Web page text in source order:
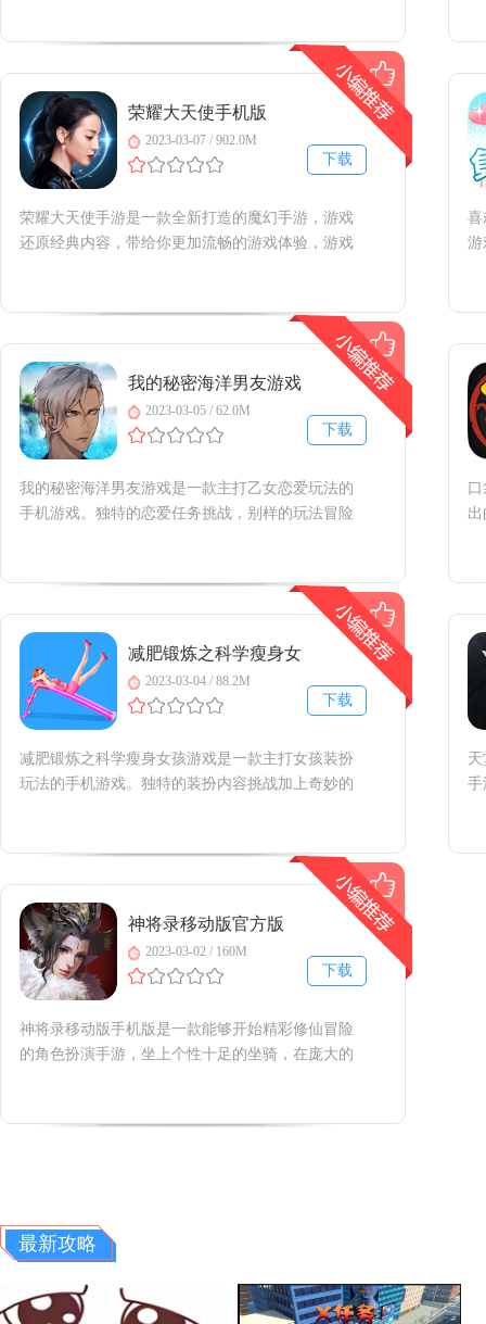
你来体验；喜欢的朋友快来下载体验吧！骑士的魔
法战争官方版简介主打魔幻风格
计
传
荣耀大天使手机版
2023-03-07 / 902.0M
下载
荣耀大天使手游是一款全新打造的魔幻手游，游戏
还原经典内容，带给你更加流畅的游戏体验，游戏
荣耀大天使官方版简介1、超高爆率，血战恶魔丰厚
宝物掉落。2、战盟远征，勇
喜
游
要
中
我的秘密海洋男友游戏
2023-03-05 / 62.0M
下载
我的秘密海洋男友游戏是一款主打乙女恋爱玩法的
手机游戏。独特的恋爱任务挑战，别样的玩法冒险
下载试试吧！我的秘密海洋男友手机版介绍在本
作，玩家的游泳部面临解散的威
官
功
减肥锻炼之科学瘦身女
孩游戏
2023-03-04 / 88.2M
下载
减肥锻炼之科学瘦身女孩游戏是一款主打女孩装扮
玩法的手机游戏。独特的装扮内容挑战加上奇妙的
等什么呢，赶快来下载试试吧！减肥锻炼之科学瘦
身女孩手机版介绍减肥健身训
手
索
神将录移动版官方版
2023-03-02 / 160M
下载
神将录移动版手机版是一款能够开始精彩修仙冒险
的角色扮演手游，坐上个性十足的坐骑，在庞大的
素，喜欢的朋友就来这里下载试试吧！神将录移动
最新攻略